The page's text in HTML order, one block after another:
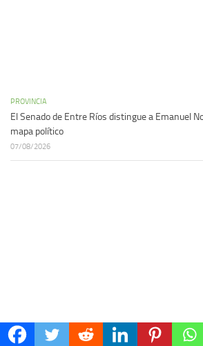
PROVINCIA
El Senado de Entre Ríos distingue a Emanuel
mapa político
07/08/2026